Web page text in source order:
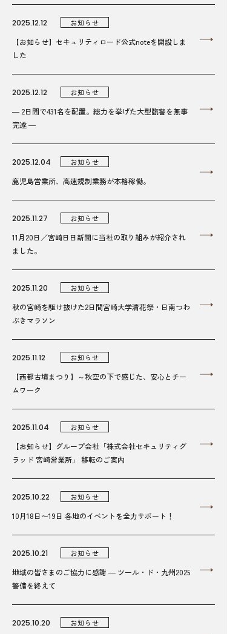
2025.12.12 お知らせ
【お知らせ】セキュリティロード公式noteを開設しま
した
2025.12.12 お知らせ
― 2日間で431名を配置。総力を挙げた大型臨警を無事
完遂 ―
2025.12.04 お知らせ
鹿児島営業所、高速規制業務が本格稼働。
2025.11.27 お知らせ
11月20日／宮崎日日新聞に当社の取り組みが紹介され
ました。
2025.11.20 お知らせ
秋の宮崎を駆け抜けた2日間宮崎大学清花祭・日南つわ
ぶきマラソン
2025.11.12 お知らせ
【西都古墳まつり】～秋空の下で感じた、安心とチー
ムワーク
2025.11.04 お知らせ
【お知らせ】グループ会社「株式会社セキュリティグ
ラッド 宮崎営業所」 移転のご案内
2025.10.22 お知らせ
10月18日〜19日 各地のイベントを全力サポート！
2025.10.21 お知らせ
地域の皆さまのご協力に感謝 ― ツール・ド・九州2025
警備を終えて
2025.10.20 お知らせ